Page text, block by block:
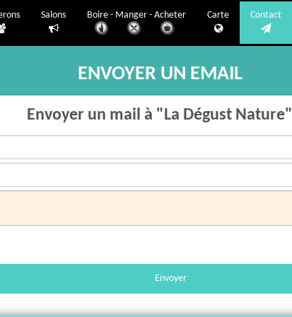
Salons Boire - Manger - Acheter Carte Contact
ENVOYER UN EMAIL
Envoyer un mail à "La Dégust Nature"
Envoyer